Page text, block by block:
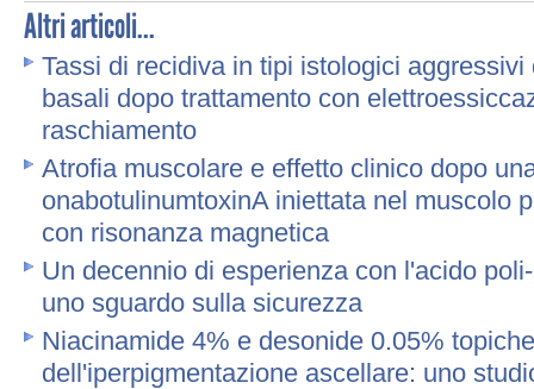
Altri articoli...
Tassi di recidiva in tipi istologici
basali dopo trattamento con
raschiamento
Atrofia muscolare e effetto clinico dopo
onabotulinumtoxinA iniettata nel muscolo
con risonanza magnetica
Un decennio di esperienza con l'acido
uno sguardo sulla sicurezza
Niacinamide 4% e desonide 0.05%
dell'iperpigmentazione ascellare: uno